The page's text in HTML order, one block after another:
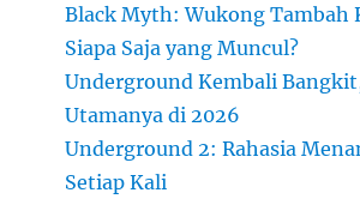
Black Myth: Wukong Tambah
Siapa Saja yang Muncul?
Underground Kembali
Utamanya di 2026
Underground 2: Rahasia
Setiap Kali